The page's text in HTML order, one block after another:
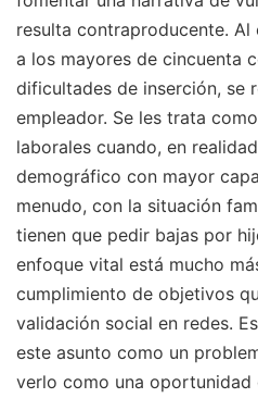
resulta contraproducente.
a los mayores de cincuenta
dificultades de inserción, se
empleador. Se les trata
laborales cuando, en
demográfico con mayor
menudo, con la situación
tienen que pedir bajas por
enfoque vital está mucho
cumplimiento de objetivos
validación social en redes.
este asunto como un
verlo como una